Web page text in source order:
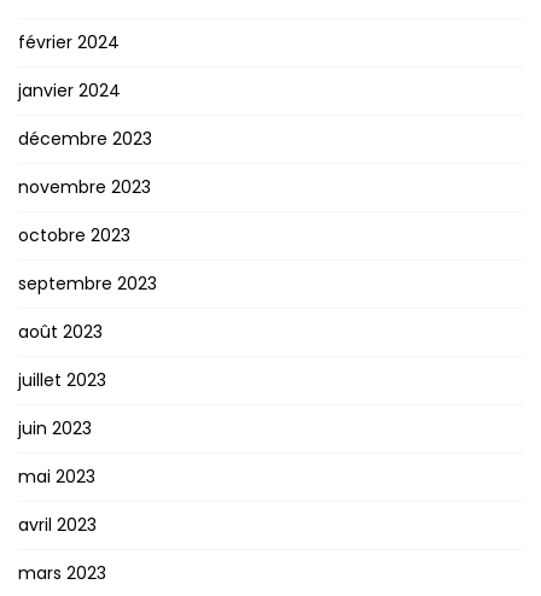
février 2024
janvier 2024
décembre 2023
novembre 2023
octobre 2023
septembre 2023
août 2023
juillet 2023
juin 2023
mai 2023
avril 2023
mars 2023